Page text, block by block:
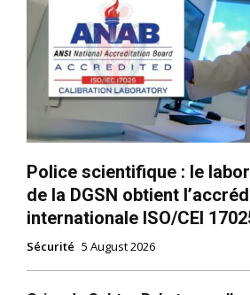
le1.ma
l'intelligence
l'information
Police scientifique : le
de la DGSN obtient
internationale ISO/CEI
Sécurité 5 August 2026